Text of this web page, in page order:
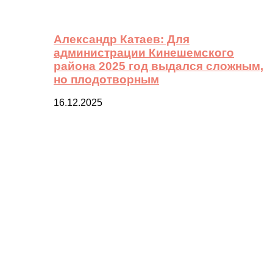
Александр Катаев: Для
администрации Кинешемского
района 2025 год выдался сложным,
но плодотворным
16.12.2025